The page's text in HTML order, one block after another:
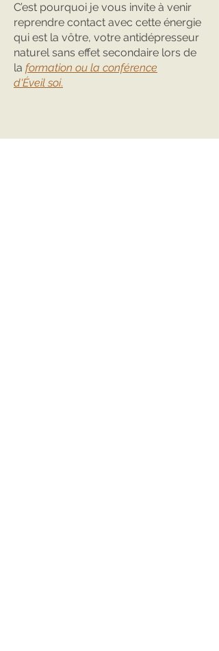
C’est pourquoi je vous invite à venir
reprendre contact avec cette énergie
qui est la vôtre, votre antidépresseur
naturel sans effet secondaire lors de
la formation ou la conférence
d'Éveil soi.